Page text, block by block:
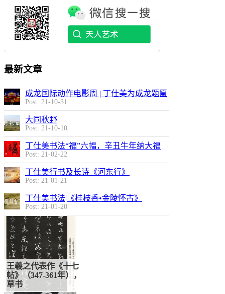
最新文章
成龙国际动作电影周 | 丁仕美为成龙题匾
Post: 21-10-31
大同秋野
Post: 21-10-10
丁仕美书法“福”六幅，辛丑牛年纳大福
Post: 21-02-22
丁仕美行书及长诗《河东行》
Post: 21-01-21
丁仕美书法|《桂枝香•金陵怀古》
Post: 21-01-20
天使乎，白狼乎？
王羲之代表作《十七
帖》（347-361年），
草书